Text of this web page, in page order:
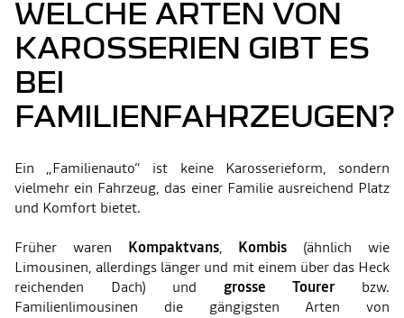
WELCHE ARTEN VON
KAROSSERIEN GIBT ES
BEI
FAMILIENFAHRZEUGEN?
Ein „Familienauto“ ist keine Karosserieform, sondern
vielmehr ein Fahrzeug, das einer Familie ausreichend Platz
und Komfort bietet.
Früher waren Kompaktvans, Kombis (ähnlich wie
Limousinen, allerdings länger und mit einem über das Heck
reichenden Dach) und grosse Tourer bzw.
Familienlimousinen die gängigsten Arten von